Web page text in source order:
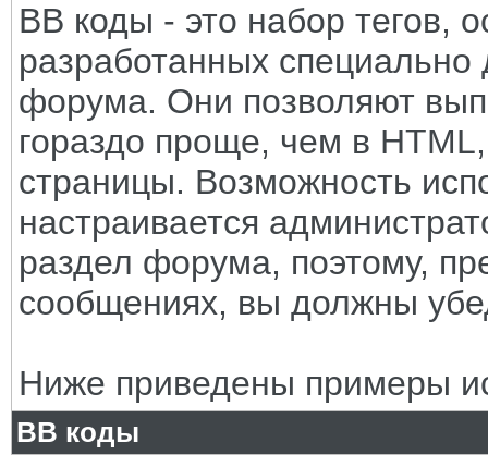
BB коды - это набор тегов,
разработанных
форума. Они позволяют
гораздо проще, чем в
страницы. Возможность
настраивается
раздел форума, поэтому,
сообщениях, вы должны
Ниже приведены примеры
BB коды